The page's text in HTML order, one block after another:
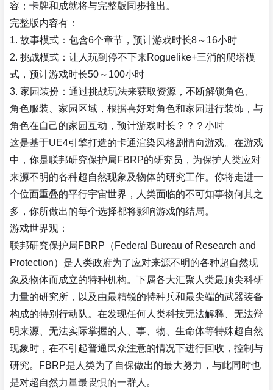
容；卡牌和成就将与完整版同步推出。
完整版内容有：
1. 故事模式：包含6个章节，预计游戏时长8～16小时
2. 挑战模式：让人玩到停不下来Roguelike+三消的爬塔模
式，预计游戏时长50～100小时
3. 家园装扮：通过挑战玩法来获取资源，不断解锁角色、
角色服装、家园区域，根据喜好对角色和家园进行装饰，与
角色在自己的家园互动，预计游戏时长？？？小时
这是基于UE4引擎打造的卡通渲染风格剧情向游戏。在游戏
中，你是联邦研究保护局FBRP的研究员，为保护人类应对
来源不明的各种超自然现象及物体的研究工作。你将走进一
个位面重叠的平行宇宙世界，人类面临的不可知事物何其之
多，你所做出的每个选择都将影响游戏的结局。
游戏世界观：
联邦研究保护局FBRP（Federal Bureau of Research and
Protection）是人类政府为了应对来源不明的各种超自然现
象及物体而成立的特种机构。下属各大汇聚人类最顶尖科研
力量的研究所，以及由最精锐的特种兵和最尖端的武器装备
构成的特别行动队。在发现任何人类科技无法解释、无法辩
明来源、无法实际掌握的人、事、物、生命体等特殊超自然
现象时，在不引起普通民众注意的情况下进行回收，控制与
研究。FBRP是人类为了自保做出的最大努力，与此同时也
是对超自然力量最畏惧的一群人。